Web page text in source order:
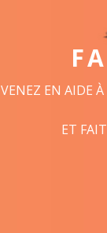
VENEZ EN AIDE
ET